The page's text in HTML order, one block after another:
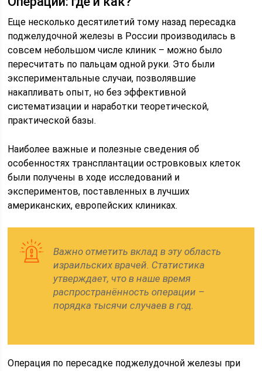
Еще несколько десятилетий тому назад пересадка
поджелудочной железы в России производилась в
совсем небольшом числе клиник – можно было
пересчитать по пальцам одной руки. Это были
экспериментальные случаи, позволявшие
накапливать опыт, но без эффективной
систематизации и наработки теоретической,
практической базы.
Наиболее важные и полезные сведения об
особенностях трансплантации островковых клеток
были получены в ходе исследований и
экспериментов, поставленных в лучших
американских, европейских клиниках.
Важно отметить вклад в эту область
израильских врачей. Статистика
утверждает, что в наше время
распространённость операции –
порядка тысячи случаев в год.
Операция по пересадке поджелудочной железы при